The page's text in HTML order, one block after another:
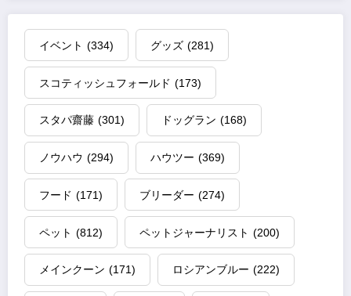
イベント (334) グッズ (281)
スコティッシュフォールド (173)
スタパ齋藤 (301) ドッグラン (168)
ノウハウ (294) ハウツー (369)
フード (171) ブリーダー (274)
ペット (812) ペットジャーナリスト (200)
メインクーン (171) ロシアンブルー (222)